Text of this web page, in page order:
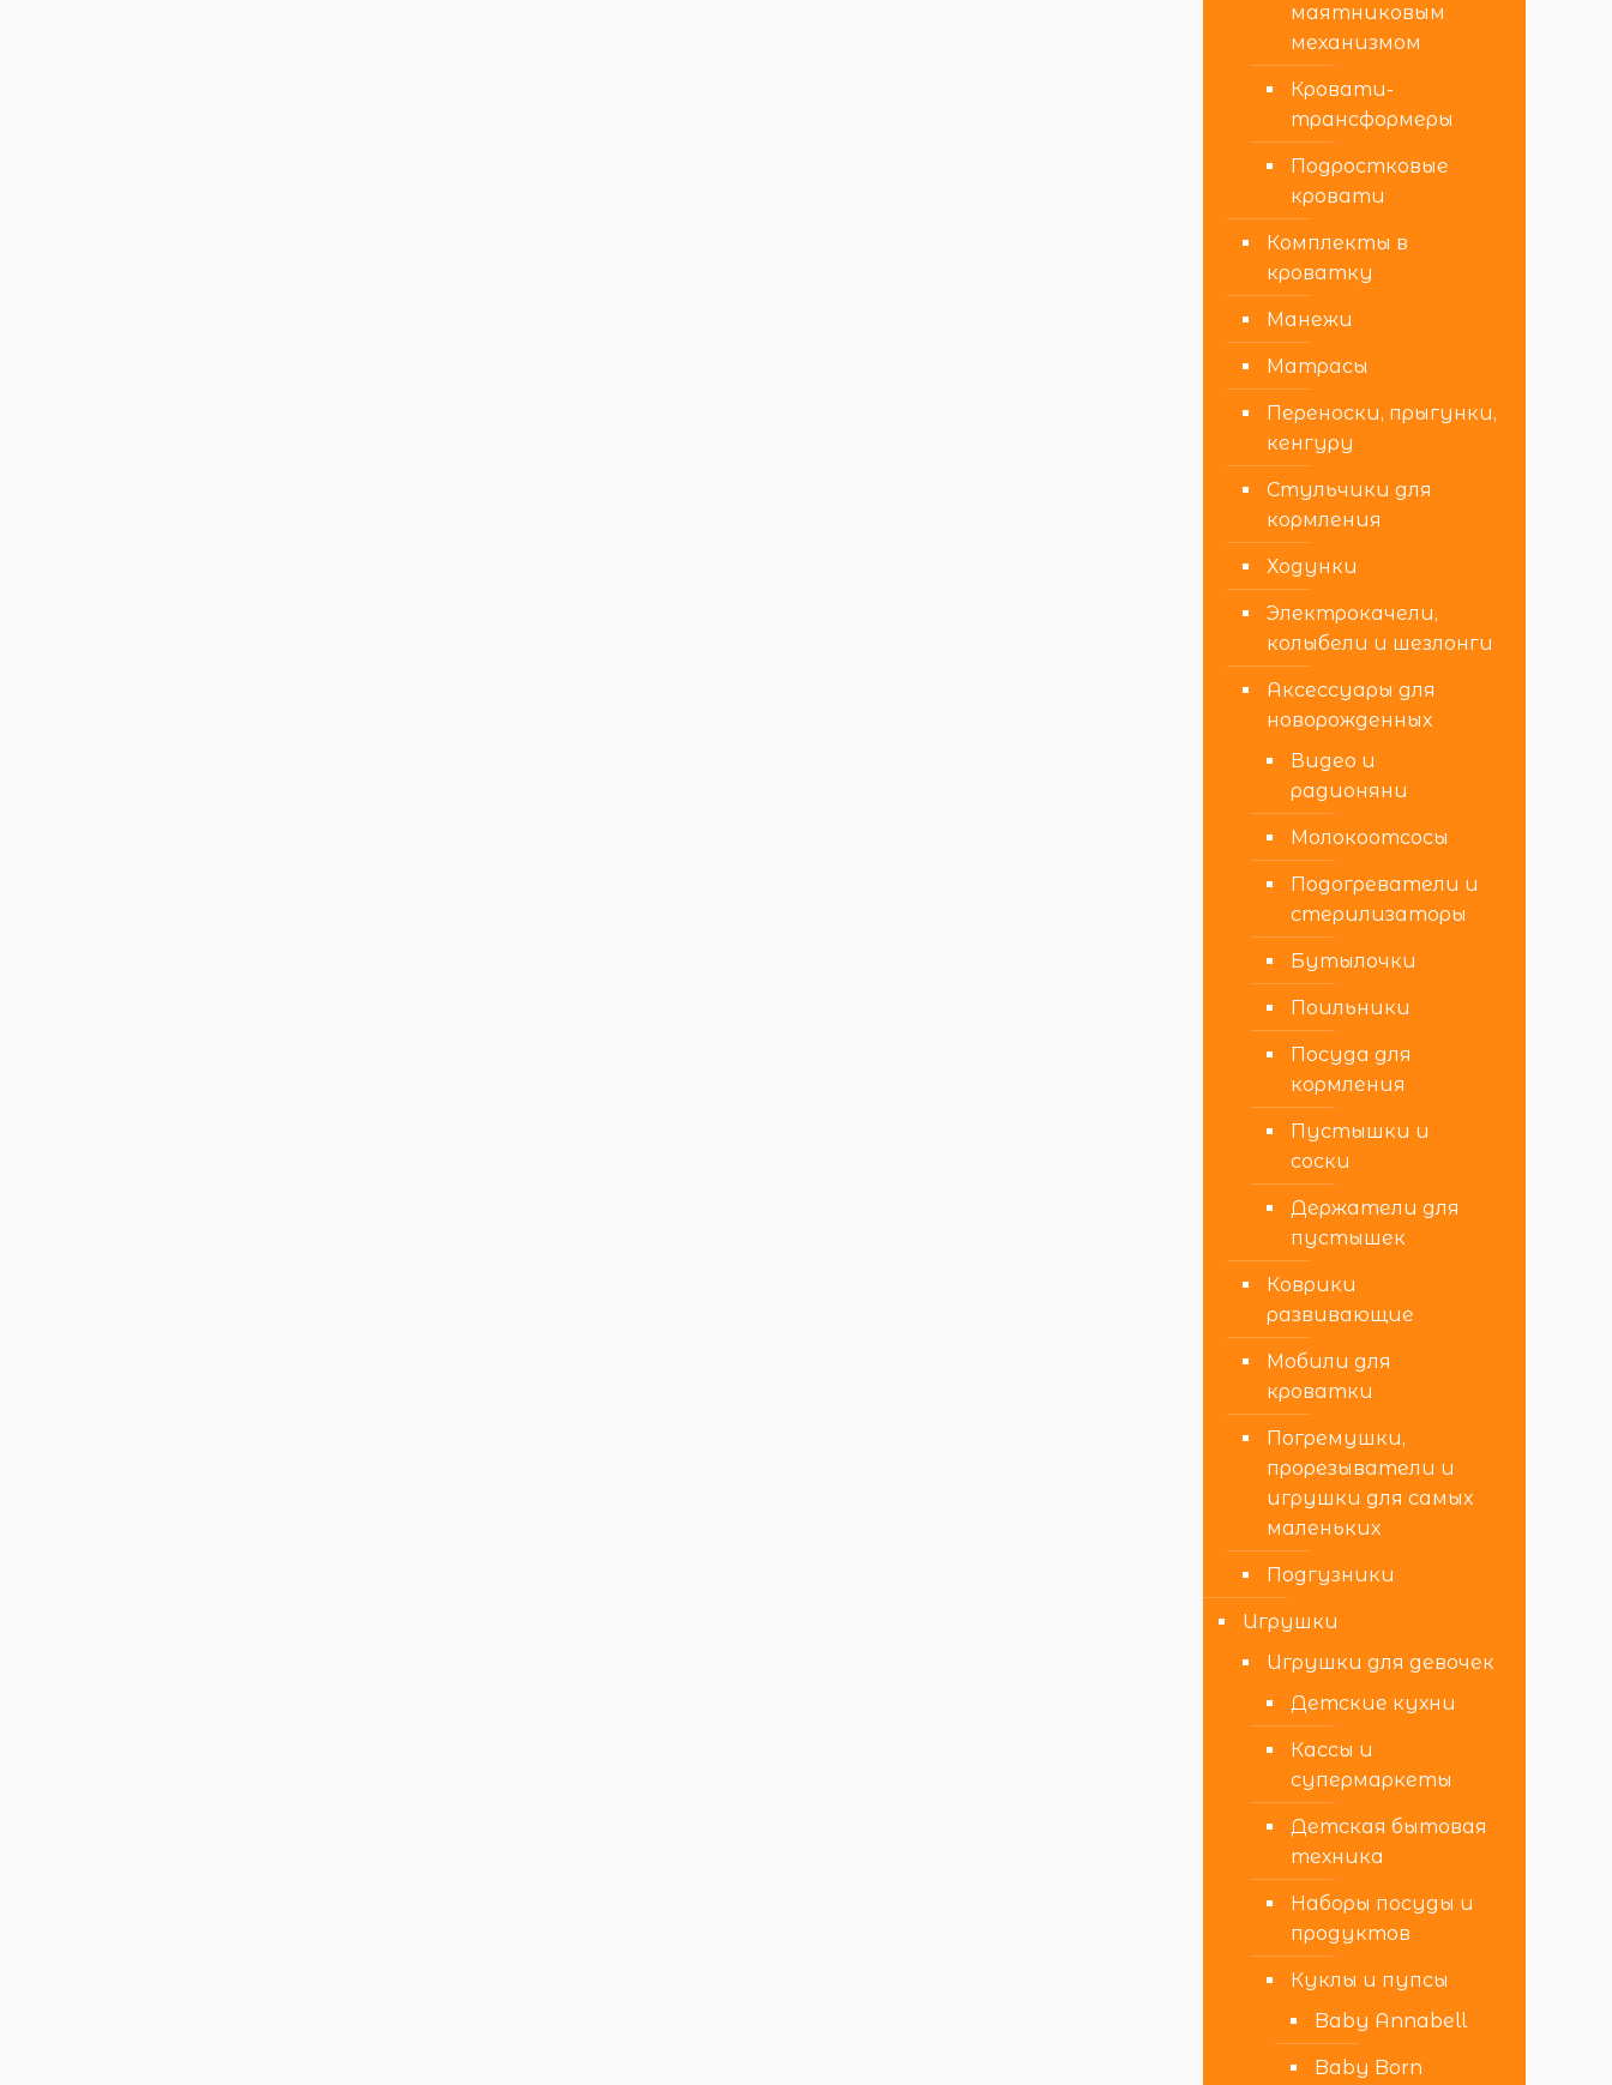
маятниковым
механизмом
Кровати-
трансформеры
Подростковые
кровати
Комплекты в
кроватку
Манежи
Матрасы
Переноски, прыгунки,
кенгуру
Стульчики для
кормления
Ходунки
Электрокачели,
колыбели и шезлонги
Аксессуары для
новорожденных
Видео и
радионяни
Молокоотсосы
Подогреватели и
стерилизаторы
Бутылочки
Поильники
Посуда для
кормления
Пустышки и
соски
Держатели для
пустышек
Коврики
развивающие
Мобили для
кроватки
Погремушки,
прорезыватели и
игрушки для самых
маленьких
Подгузники
Игрушки
Игрушки для девочек
Детские кухни
Кассы и
супермаркеты
Детская бытовая
техника
Наборы посуды и
продуктов
Куклы и пупсы
Baby Annabell
Baby Born